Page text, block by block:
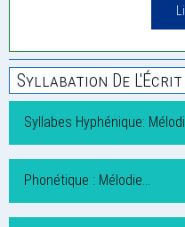
Syllabation De L'Écrit
Syllabes Hyphénique:
Phonétique : Mélodie…